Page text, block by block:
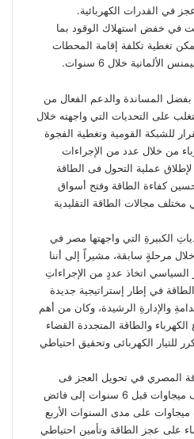
في القدرات الكهربائية.
في خفض استهلاك الوقود بما
يمكن تغطية تكلفة إقامة المحطات
خلال 6 سنوات.
المساندة والدعم الفعال من
على التحديات التي واجهته خلال
للشبكة القومية وتغطية الفجوة
من خلال عدد من الإجراءات
عملية التحول فى الطاقة
كفاءة الطاقة وفتح أسواق
مجالات الطاقة التقليدية
الكبيرةِ التي واجهتها مصر في
مرحلةٍ سابقة، مشيراً إلى أننا
السياسي اتخاذ عددٍ من الإجراءاتِ
في إطار إستراتيجية جديدة
والإدارةِ الرشيدة، وكان من أهم
والطاقة المتجددة القضاء
للتيار الكهربائى وتحقيق احتياطي
المصري في تحويل العجز فى
الطاقة الذي وصل لنحو 6 آلاف ميجاوات قبل 6 سنوات إلى فائض
خلال إضافة 28 ألف ميجاوات على مدى السنوات الأربع
على عجز الطاقة وتأمين احتياطي